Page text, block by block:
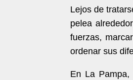
Lejos de
pelea
fuerzas,
ordenar sus
En La